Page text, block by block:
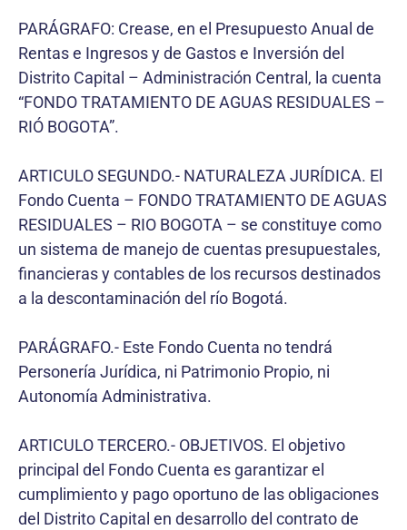
PARÁGRAFO: Crease, en el Presupuesto Anual de
Rentas e Ingresos y de Gastos e Inversión del
Distrito Capital – Administración Central, la cuenta
“FONDO TRATAMIENTO DE AGUAS RESIDUALES –
RIÓ BOGOTA”.
ARTICULO SEGUNDO.- NATURALEZA JURÍDICA. El
Fondo Cuenta – FONDO TRATAMIENTO DE AGUAS
RESIDUALES – RIO BOGOTA – se constituye como
un sistema de manejo de cuentas presupuestales,
financieras y contables de los recursos destinados
a la descontaminación del río Bogotá.
PARÁGRAFO.- Este Fondo Cuenta no tendrá
Personería Jurídica, ni Patrimonio Propio, ni
Autonomía Administrativa.
ARTICULO TERCERO.- OBJETIVOS. El objetivo
principal del Fondo Cuenta es garantizar el
cumplimiento y pago oportuno de las obligaciones
del Distrito Capital en desarrollo del contrato de